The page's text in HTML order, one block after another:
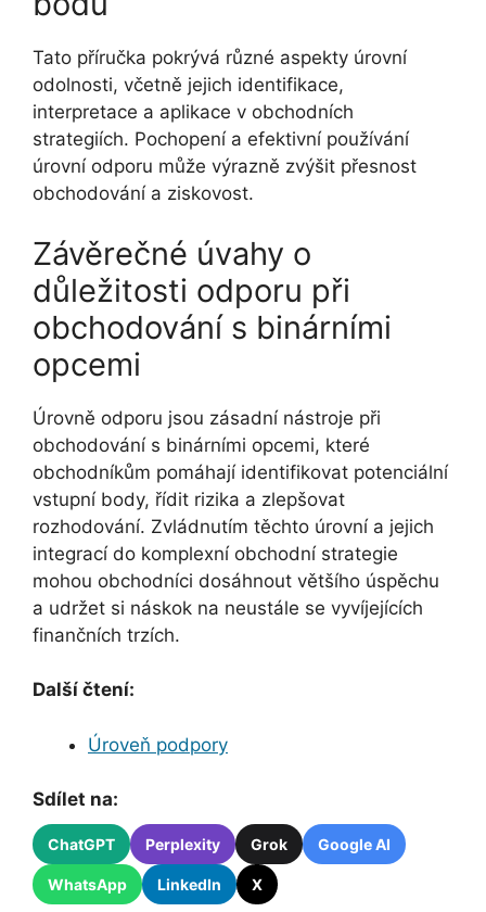
Tato příručka pokrývá různé aspekty úrovní
odolnosti, včetně jejich identifikace,
interpretace a aplikace v obchodních
strategiích. Pochopení a efektivní používání
úrovní odporu může výrazně zvýšit přesnost
obchodování a ziskovost.
Závěrečné úvahy o
důležitosti odporu při
obchodování s binárními
opcemi
Úrovně odporu jsou zásadní nástroje při
obchodování s binárními opcemi, které
obchodníkům pomáhají identifikovat potenciální
vstupní body, řídit rizika a zlepšovat
rozhodování. Zvládnutím těchto úrovní a jejich
integrací do komplexní obchodní strategie
mohou obchodníci dosáhnout většího úspěchu
a udržet si náskok na neustále se vyvíjejících
finančních trzích.
Další čtení:
Úroveň podpory
Sdílet na:
ChatGPT Perplexity Grok Google AI
WhatsApp LinkedIn X